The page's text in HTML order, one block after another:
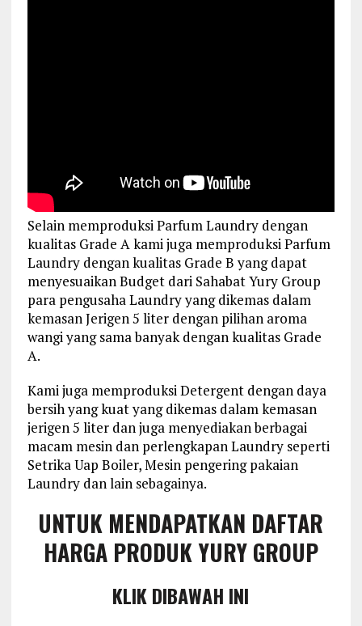
Selain memproduksi Parfum Laundry dengan
kualitas Grade A kami juga memproduksi Parfum
Laundry dengan kualitas Grade B yang dapat
menyesuaikan Budget dari Sahabat Yury Group
para pengusaha Laundry yang dikemas dalam
kemasan Jerigen 5 liter dengan pilihan aroma
wangi yang sama banyak dengan kualitas Grade
A.
Kami juga memproduksi Detergent dengan daya
bersih yang kuat yang dikemas dalam kemasan
jerigen 5 liter dan juga menyediakan berbagai
macam mesin dan perlengkapan Laundry seperti
Setrika Uap Boiler, Mesin pengering pakaian
Laundry dan lain sebagainya.
UNTUK MENDAPATKAN DAFTAR
HARGA PRODUK YURY GROUP
KLIK DIBAWAH INI